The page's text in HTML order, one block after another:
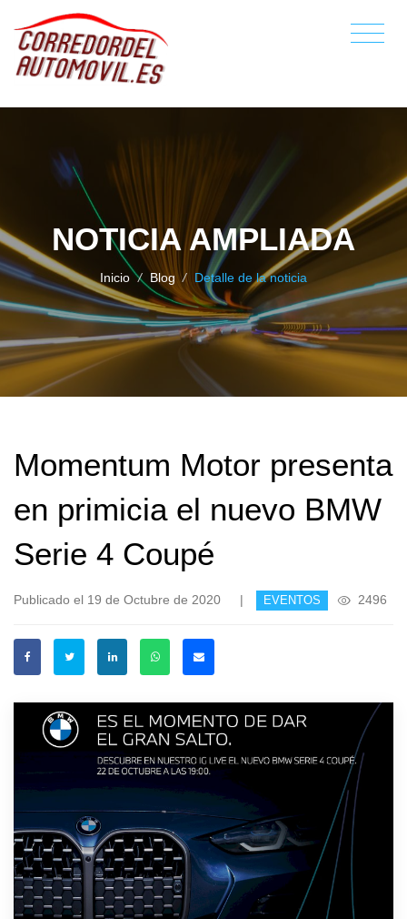
NOTICIA AMPLIADA
Inicio / Blog / Detalle de la noticia
Momentum Motor presenta
en primicia el nuevo BMW
Serie 4 Coupé
Publicado el 19 de Octubre de 2020 | EVENTOS 2496